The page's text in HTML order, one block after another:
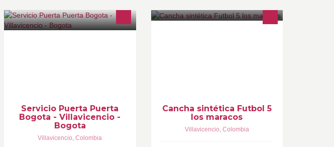
Servicio Puerta Puerta
Bogota - Villavicencio -
Bogota
Villavicencio,Colombia
Cancha sintética Futbol 5
los maracos
Villavicencio, Colombia